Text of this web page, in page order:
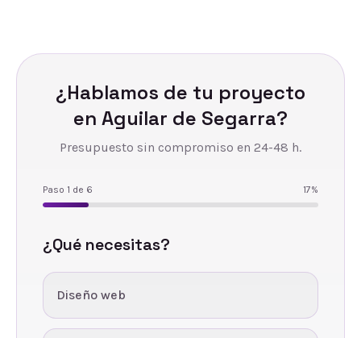
¿Hablamos de tu proyecto
en Aguilar de Segarra?
Presupuesto sin compromiso en 24-48 h.
Paso 1 de 6 17%
¿Qué necesitas?
Diseño web